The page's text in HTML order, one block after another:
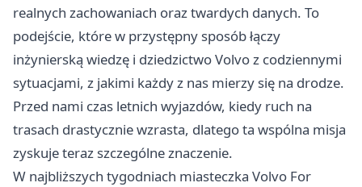
realnych zachowaniach oraz twardych danych. To
podejście, które w przystępny sposób łączy
inżynierską wiedzę i dziedzictwo Volvo z codziennymi
sytuacjami, z jakimi każdy z nas mierzy się na drodze.
Przed nami czas letnich wyjazdów, kiedy ruch na
trasach drastycznie wzrasta, dlatego ta wspólna misja
zyskuje teraz szczególne znaczenie.
W najbliższych tygodniach miasteczka Volvo For